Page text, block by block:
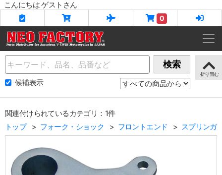
こんにちは ゲストさん
0
Name 検索
候補表示
関連付けられているカテゴリ：1件
トップ
フォーク・ショック フロントエンド スプリンガ